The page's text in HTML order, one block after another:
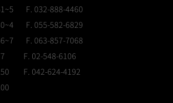
F. 032-888-4460
F. 055-582-6829
F. 063-857-7068
F. 02-548-6106
F. 042-624-4192